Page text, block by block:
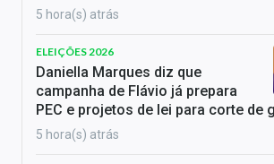
5 hora(s) atrás
ELEIÇÕES 2026
Daniella Marques diz que
campanha de Flávio já prepara
PEC e projetos de lei para corte de
5 hora(s) atrás